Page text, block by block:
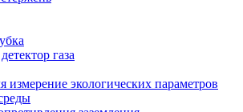
газа
измерение экологических параметров